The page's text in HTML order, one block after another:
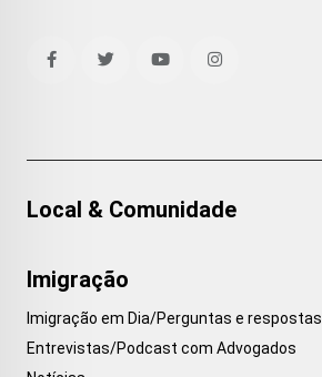
Local & Comunidade
Imigração
Imigração em Dia/Perguntas e respostas
Entrevistas/Podcast com Advogados